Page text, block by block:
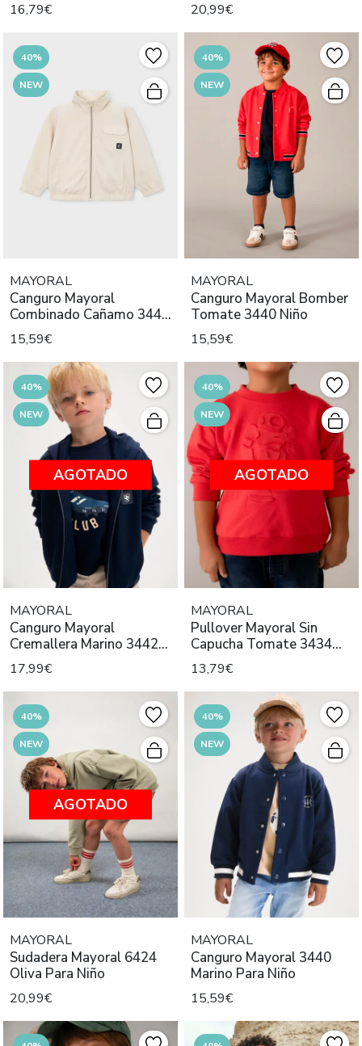
16,79€ 20,99€
40%
NEW
MAYORAL
Canguro Mayoral
Combinado Cañamo 3441
Niño
15,59€
40%
NEW
MAYORAL
Canguro Mayoral Bomber
Tomate 3440 Niño
15,59€
40%
NEW
AGOTADO
MAYORAL
Canguro Mayoral
Cremallera Marino 3442
Niño
17,99€
40%
NEW
AGOTADO
MAYORAL
Pullover Mayoral Sin
Capucha Tomate 3434
Niño
13,79€
40%
NEW
AGOTADO
MAYORAL
Sudadera Mayoral 6424
Oliva Para Niño
20,99€
40%
NEW
MAYORAL
Canguro Mayoral 3440
Marino Para Niño
15,59€